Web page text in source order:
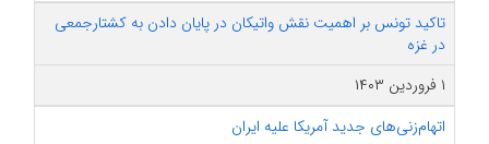
تاکید تونس بر اهمیت نقش واتیکان در پایان دادن به کشتارجمعی
در غزه
۱ فروردین ۱۴۰۳
اتهام‌زنی‌های جدید آمریکا علیه ایران